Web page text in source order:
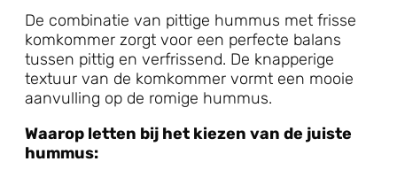
De combinatie van pittige hummus met frisse
komkommer zorgt voor een perfecte balans
tussen pittig en verfrissend. De knapperige
textuur van de komkommer vormt een mooie
aanvulling op de romige hummus.
Waarop letten bij het kiezen van de juiste
hummus: